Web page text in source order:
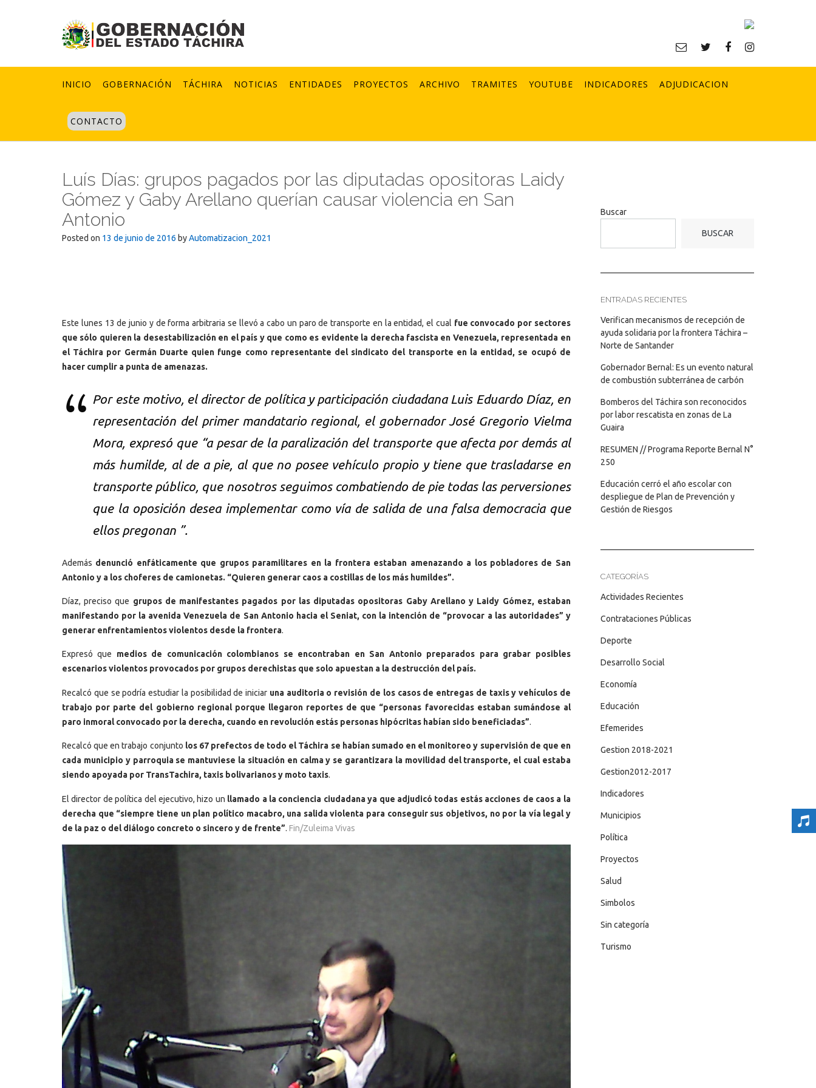
INICIO GOBERNACIÓN TÁCHIRA NOTICIAS ENTIDADES PROYECTOS ARCHIVO TRAMITES YOUTUBE INDICADORES ADJUDICACION
CONTACTO
Luís Días: grupos pagados por las diputadas opositoras Laidy
Gómez y Gaby Arellano querían causar violencia en San
Antonio
Posted on 13 de junio de 2016 byAutomatizacion_2021
Este lunes 13 de junio y de forma arbitraria se llevó a cabo un paro de transporte en la entidad, el cual fue convocado por sectores
que sólo quieren la desestabilización en el país y que como es evidente la derecha fascista en Venezuela, representada en
el Táchira por Germán Duarte quien funge como representante del sindicato del transporte en la entidad, se ocupó de
hacer cumplir a punta de amenazas.
Por este motivo, el director de política y participación ciudadana Luis Eduardo Díaz, en
representación del primer mandatario regional, el gobernador José Gregorio Vielma
Mora, expresó que “a pesar de la paralización del transporte que afecta por demás al
más humilde, al de a pie, al que no posee vehículo propio y tiene que trasladarse en
transporte público, que nosotros seguimos combatiendo de pie todas las perversiones
que la oposición desea implementar como vía de salida de una falsa democracia que
ellos pregonan ”.
Además denunció enfáticamente que grupos paramilitares en la frontera estaban amenazando a los pobladores de San
Antonio y a los choferes de camionetas. “Quieren generar caos a costillas de los más humildes”.
Díaz, preciso que grupos de manifestantes pagados por las diputadas opositoras Gaby Arellano y Laidy Gómez, estaban
manifestando por la avenida Venezuela de San Antonio hacia el Seniat, con la intención de “provocar a las autoridades” y
generar enfrentamientos violentos desde la frontera.
Expresó que medios de comunicación colombianos se encontraban en San Antonio preparados para grabar posibles
escenarios violentos provocados por grupos derechistas que solo apuestan a la destrucción del país.
Recalcó que se podría estudiar la posibilidad de iniciar una auditoria o revisión de los casos de entregas de taxis y vehículos de
trabajo por parte del gobierno regional porque llegaron reportes de que “personas favorecidas estaban sumándose al
paro inmoral convocado por la derecha, cuando en revolución estás personas hipócritas habían sido beneficiadas”.
Recalcó que en trabajo conjunto los 67 prefectos de todo el Táchira se habían sumado en el monitoreo y supervisión de que en
cada municipio y parroquia se mantuviese la situación en calma y se garantizara la movilidad del transporte, el cual estaba
siendo apoyada por TransTachira, taxis bolivarianos y moto taxis.
El director de política del ejecutivo, hizo un llamado a la conciencia ciudadana ya que adjudicó todas estás acciones de caos a la
derecha que “siempre tiene un plan político macabro, una salida violenta para conseguir sus objetivos, no por la vía legal y
de la paz o del diálogo concreto o sincero y de frente”. Fin/Zuleima Vivas
Buscar
BUSCAR
ENTRADAS RECIENTES
Verifican mecanismos de recepción de
ayuda solidaria por la frontera Táchira –
Norte de Santander
Gobernador Bernal: Es un evento natural
de combustión subterránea de carbón
Bomberos del Táchira son reconocidos
por labor rescatista en zonas de La
Guaira
RESUMEN // Programa Reporte Bernal N°
250
Educación cerró el año escolar con
despliegue de Plan de Prevención y
Gestión de Riesgos
CATEGORÍAS
Actividades Recientes
Contrataciones Públicas
Deporte
Desarrollo Social
Economía
Educación
Efemerides
Gestion 2018-2021
Gestion2012-2017
Indicadores
Municipios
Política
Proyectos
Salud
Simbolos
Sin categoría
Turismo